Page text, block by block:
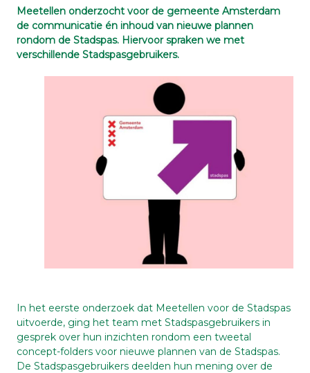
Meetellen onderzocht voor de gemeente Amsterdam
de communicatie én inhoud van nieuwe plannen
rondom de Stadspas. Hiervoor spraken we met
verschillende Stadspasgebruikers.
In het eerste onderzoek dat Meetellen voor de Stadspas
uitvoerde, ging het team met Stadspasgebruikers in
gesprek over hun inzichten rondom een tweetal
concept-folders voor nieuwe plannen van de Stadspas.
De Stadspasgebruikers deelden hun mening over de